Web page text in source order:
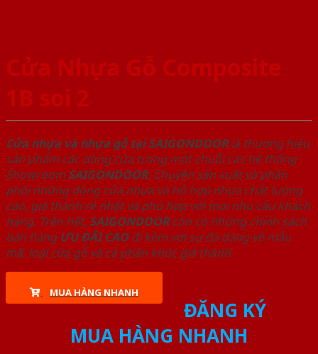
Cửa Nhựa Gỗ Composite
1B soi 2
Cửa nhựa và nhựa gỗ tại SAIGONDOORlà thương hiệu
sản phẩm các dòng cửa trong một chuỗi các hệ thống
Showroom SAIGONDOOR. Chuyên sản xuất và phân
phối những dòng cửa nhựa và hỗ hợp nhựa chất lượng
cao, giá thành rẻ nhất và phù hợp với mọi nhu cầu khách
hàng. Trên hết, SAIGONDOORcòn có những chính sách
bán hàng ƯU ĐÃI CAOđi kèm với sự đa dạng về mẫu
mã, loại cửa gỗ và cả phân khúc giá thành.
MUA HÀNG NHANH
ĐĂNG KÝ
MUA HÀNG NHANH